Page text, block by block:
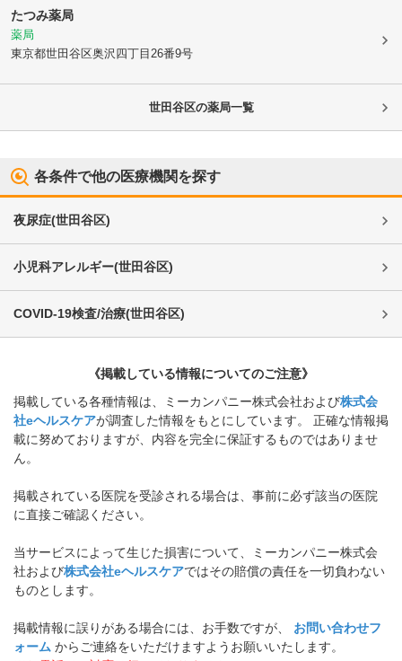
たつみ薬局
薬局
東京都世田谷区奥沢四丁目26番9号
世田谷区の薬局一覧
各条件で他の医療機関を探す
夜尿症(世田谷区)
小児科アレルギー(世田谷区)
COVID-19検査/治療(世田谷区)
《掲載している情報についてのご注意》
掲載している各種情報は、ミーカンパニー株式会社および株式会
社eヘルスケアが調査した情報をもとにしています。 正確な情報掲
載に努めておりますが、内容を完全に保証するものではありませ
ん。
掲載されている医院を受診される場合は、事前に必ず該当の医院
に直接ご確認ください。
当サービスによって生じた損害について、ミーカンパニー株式会
社および株式会社eヘルスケアではその賠償の責任を一切負わない
ものとします。
掲載情報に誤りがある場合には、お手数ですが、
お問い合わせフ
ォーム からご連絡をいただけますようお願いいたします。